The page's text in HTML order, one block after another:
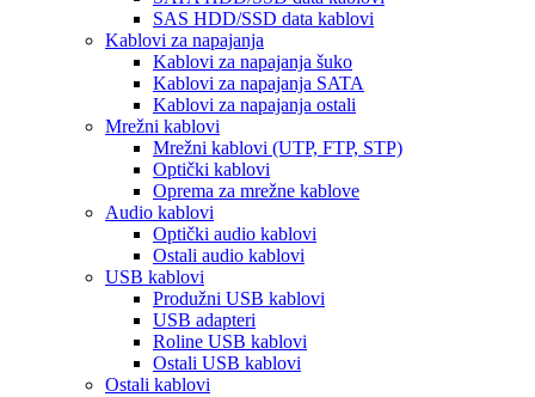
SAS HDD/SSD data kablovi
Kablovi za napajanja
Kablovi za napajanja šuko
Kablovi za napajanja SATA
Kablovi za napajanja ostali
Mrežni kablovi
Mrežni kablovi (UTP, FTP, STP)
Optički kablovi
Oprema za mrežne kablove
Audio kablovi
Optički audio kablovi
Ostali audio kablovi
USB kablovi
Produžni USB kablovi
USB adapteri
Roline USB kablovi
Ostali USB kablovi
Ostali kablovi